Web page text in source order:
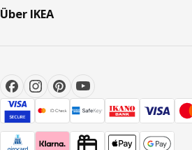
Über IKEA